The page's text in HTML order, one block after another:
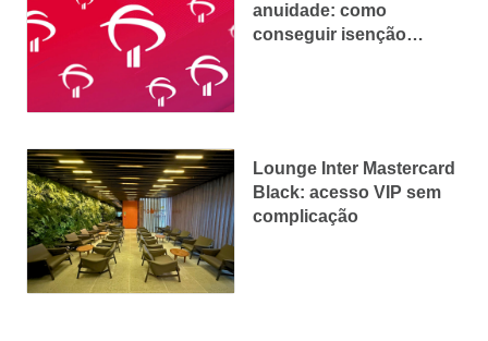
anuidade: como
conseguir isenção
Lounge Inter Mastercard
Black: acesso VIP sem
complicação